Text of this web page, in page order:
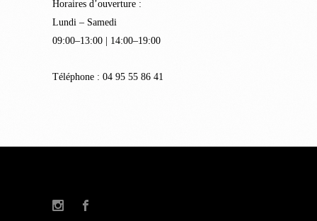
Horaires d’ouverture :
Lundi – Samedi
09:00–13:00 | 14:00–19:00
Téléphone : 04 95 55 86 41